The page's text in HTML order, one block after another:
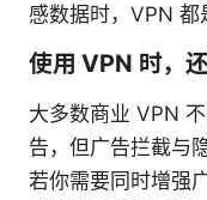
感数据时，VPN 都
使用 VPN 时，
大多数商业 VPN
告，但广告拦截与
若你需要同时增强